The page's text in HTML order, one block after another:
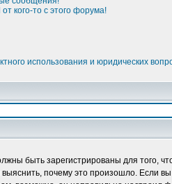
кого-то с этого форума!
использования и юридических
быть зарегистрированы для того,
почему это произошло. Если